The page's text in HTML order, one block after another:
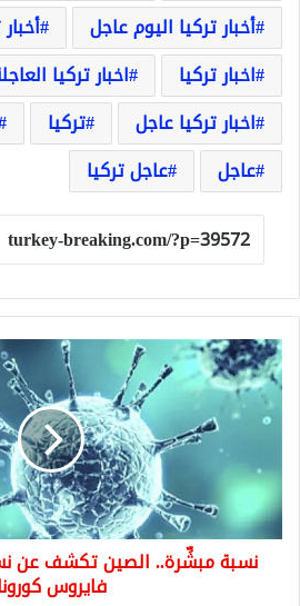
أخبار تركيا اليوم عاجل
اخبار تركيا
اخبار تركيا
اخبار تركيا عاجل
تركيا
عاجل
عاجل تركيا
نسبة
مبشِّرة..
الصين
تكشف
نسبة
الذين
شفيوا
من
فايروس
نسبة مبشِّرة.. الصين تكشف عن
فايروس